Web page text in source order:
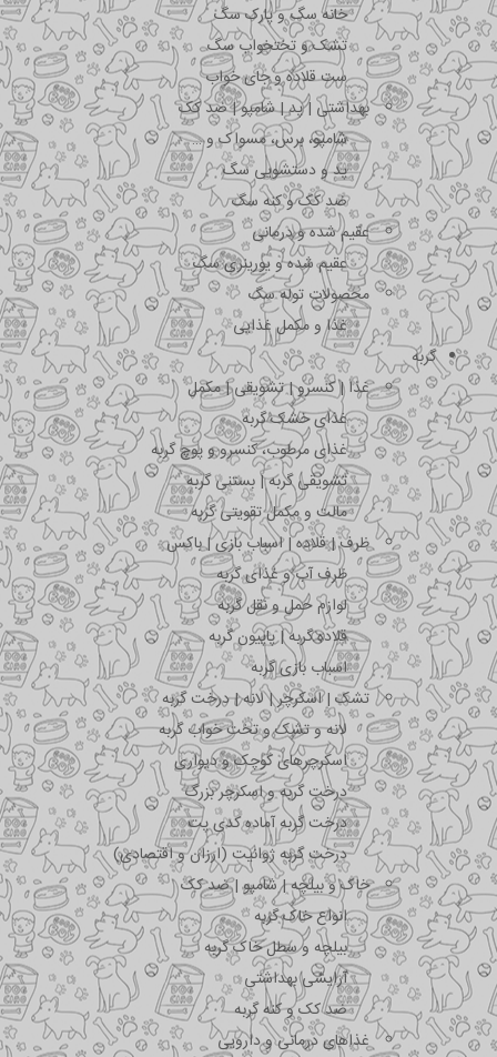
خانه سگ و پارک سگ
تشک و تختخواب سگ
ست قلاده و جای خواب
بهداشتی | پد | شامپو | ضد کک
شامپو، برس، مسواک و …
پد و دستشویی سگ
ضد کک و کنه سگ
عقیم شده و درمانی
عقیم شده و یورینری سگ
محصولات توله سگ
غذا و مکمل غذایی
گربه
غذا | کنسرو | تشویقی | مکمل
غذای خشک گربه
غذای مرطوب، کنسرو و پوچ گربه
تشویقی گربه | بستنی گربه
مالت و مکمل تقویتی گربه
ظرف | قلاده | اسباب بازی | باکس
ظرف آب و غذای گربه
لوازم حمل و نقل گربه
قلاده گربه | پاپیون گربه
اسباب بازی گربه
تشک | اسکرچر | لانه | درخت گربه
لانه و تشک و تخت خواب گربه
اسکرچرهای کوچک و دیواری
درخت گربه و اسکرچر بزرگ
درخت گربه آماده کدی پت
درخت گربه ژوانیت (ارزان و اقتصادی)
خاک و بیلچه | شامپو | ضد کک
انواع خاک گربه
بیلچه و سطل خاک گربه
آرایشی بهداشتی
ضد کک و کنه گربه
غذاهای درمانی و دارویی